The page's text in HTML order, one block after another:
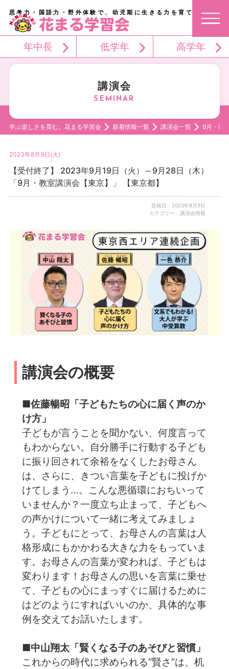
思考力・国語力・野外体験で、幼児期に生きる力を育てる。
年中長 低学年 高学年
講演会
学ぶ楽しさを育む。花まる学習会 新着情報一覧 講演会一覧 9月・教
2023年8月9日(火)
【受付終了】 2023年9月19日（火）～9月28日（木）
「9月・教室講演会【東京】」 【東京都】
投稿日：2023年8月9日
カテゴリー：講演会情報
講演会の概要
■佐藤暢昭「子どもたちの心に届く声のか
け方」
子どもが言うことを聞かない、何度言って
もわからない。自分勝手に行動する子ども
に振り回されて余裕をなくしたお母さん
は、さらに、きつい言葉を子どもに投げか
けてしまう…。こんな悪循環におちいって
いませんか？一度立ち止まって、子どもへ
の声かけについて一緒に考えてみましょ
う。子どもにとって、お母さんの言葉は人
格形成にもかかわる大きな力をもっていま
す。お母さんの言葉が変われば、子どもは
変わります！お母さんの思いを言葉に乗せ
て、子どもの心にまっすぐに届けるために
はどのようにすればいいのか、具体的な事
例を交えてお話いたします。
■中山翔太「賢くなる子のあそびと習慣」
これからの時代に求められる“賢さ”は、机